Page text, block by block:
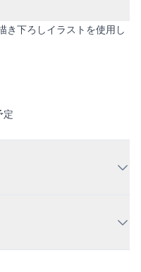
き下ろしイラストを使用し
定